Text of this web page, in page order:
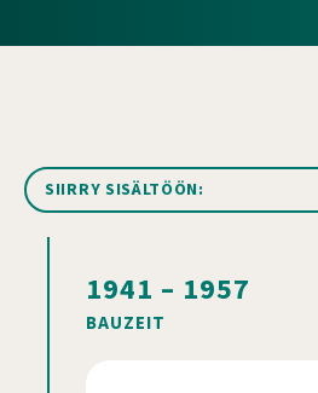
Ankkurivalikko
1941 – 1957
BAUZEIT